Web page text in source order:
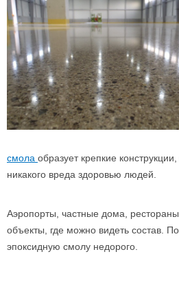
смола образует крепкие
никакого вреда здоровью людей.
Аэропорты, частные дома,
объекты, где можно видеть состав.
эпоксидную смолу недорого.